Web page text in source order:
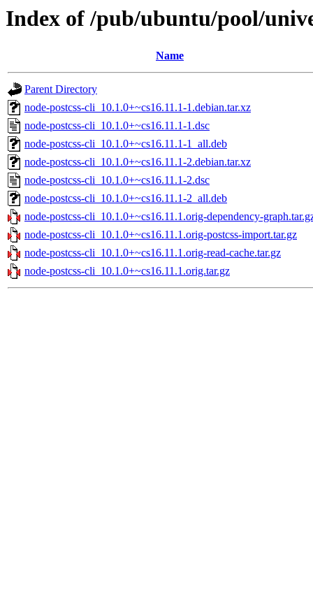
Index of /pub/ubuntu/pool/
Name
Parent Directory
node-postcss-cli_10.1.0+~cs16.11.1-1.debian.tar.xz
node-postcss-cli_10.1.0+~cs16.11.1-1.dsc
node-postcss-cli_10.1.0+~cs16.11.1-1_all.deb
node-postcss-cli_10.1.0+~cs16.11.1-2.debian.tar.xz
node-postcss-cli_10.1.0+~cs16.11.1-2.dsc
node-postcss-cli_10.1.0+~cs16.11.1-2_all.deb
node-postcss-cli_10.1.0+~cs16.11.1.orig-dependency-
node-postcss-cli_10.1.0+~cs16.11.1.orig-postcss-import.tar.gz
node-postcss-cli_10.1.0+~cs16.11.1.orig-read-cache.tar.gz
node-postcss-cli_10.1.0+~cs16.11.1.orig.tar.gz